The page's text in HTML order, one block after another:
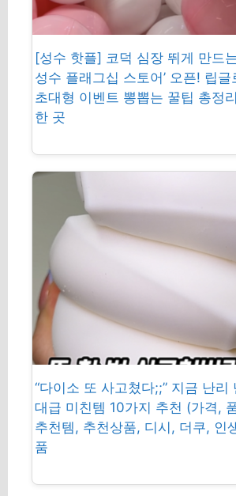
[성수 핫플] 코덕 심장 뛰게 만드
성수 플래그십 스토어’ 오픈! 립
초대형 이벤트 뽕뽑는 꿀팁 총정
한 곳
“다이소 또 사고쳤다;;” 지금 난리
대급 미친템 10가지 추천 (가격,
추천템, 추천상품, 디시, 더쿠, 인
품